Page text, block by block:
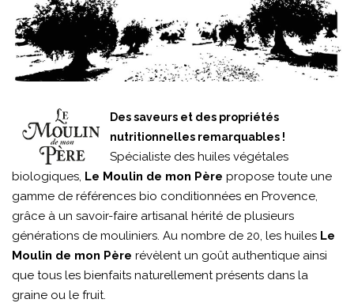
Des saveurs et des propriétés
nutritionnelles remarquables !
Spécialiste des huiles végétales
biologiques, Le Moulin de mon Père propose toute une
gamme de références bio conditionnées en Provence,
grâce à un savoir-faire artisanal hérité de plusieurs
générations de mouliniers. Au nombre de 20, les huiles Le
Moulin de mon Père révèlent un goût authentique ainsi
que tous les bienfaits naturellement présents dans la
graine ou le fruit.